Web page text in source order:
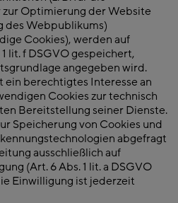
Optimierung der Website
des Webpublikums)
Cookies), werden auf
lit. f DSGVO gespeichert,
angegeben wird.
berechtigtes Interesse an
Cookies zur technisch
Bereitstellung seiner Dienste.
Speicherung von Cookies und
abgefragt
ausschließlich auf
(Art. 6 Abs. 1 lit. a DSGVO
Einwilligung ist jederzeit